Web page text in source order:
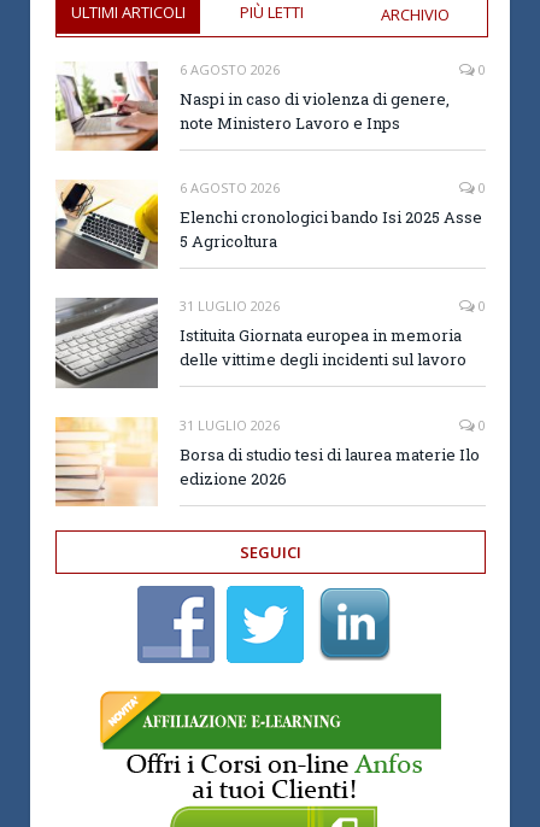
ULTIMI ARTICOLI PIÙ LETTI ARCHIVIO
6 AGOSTO 2026 0
Naspi in caso di violenza di genere,
note Ministero Lavoro e Inps
6 AGOSTO 2026 0
Elenchi cronologici bando Isi 2025 Asse
5 Agricoltura
31 LUGLIO 2026 0
Istituita Giornata europea in memoria
delle vittime degli incidenti sul lavoro
31 LUGLIO 2026 0
Borsa di studio tesi di laurea materie Ilo
edizione 2026
SEGUICI